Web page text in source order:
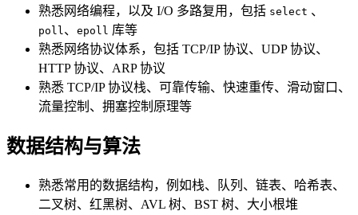
熟悉网络编程，以及 I/O 多路复用，包括 select 、
poll、 epoll 库等
熟悉网络协议体系，包括 TCP/IP 协议、UDP 协议、
HTTP 协议、ARP 协议
熟悉 TCP/IP 协议栈、可靠传输、快速重传、滑动窗口、
流量控制、拥塞控制原理等
数据结构与算法
熟悉常用的数据结构，例如栈、队列、链表、哈希表、
二叉树、红黑树、AVL 树、BST 树、大小根堆